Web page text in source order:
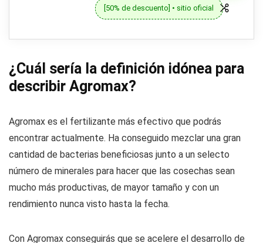
[50% de descuento] • sitio oficial
¿Cuál sería la definición idónea para
describir Agromax?
Agromax es el fertilizante más efectivo que podrás
encontrar actualmente. Ha conseguido mezclar una gran
cantidad de bacterias beneficiosas junto a un selecto
número de minerales para hacer que las cosechas sean
mucho más productivas, de mayor tamaño y con un
rendimiento nunca visto hasta la fecha.
Con Agromax conseguirás que se acelere el desarrollo de